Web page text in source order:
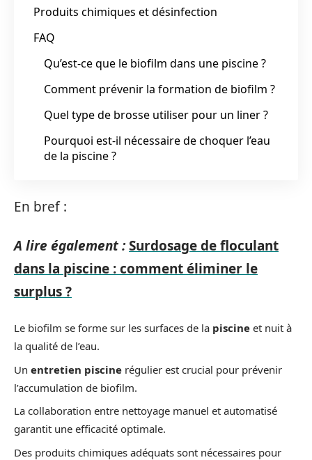
Produits chimiques et désinfection
FAQ
Qu’est-ce que le biofilm dans une piscine ?
Comment prévenir la formation de biofilm ?
Quel type de brosse utiliser pour un liner ?
Pourquoi est-il nécessaire de choquer l’eau
de la piscine ?
En bref :
A lire également :Surdosage de floculant
dans la piscine : comment éliminer le
surplus ?
Le biofilm se forme sur les surfaces de la piscine et nuit à
la qualité de l’eau.
Un entretien piscine régulier est crucial pour prévenir
l’accumulation de biofilm.
La collaboration entre nettoyage manuel et automatisé
garantit une efficacité optimale.
Des produits chimiques adéquats sont nécessaires pour